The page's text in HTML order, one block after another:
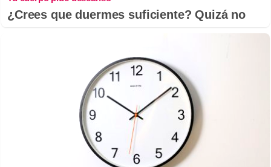
¿Crees que duermes suficiente? Quizá no